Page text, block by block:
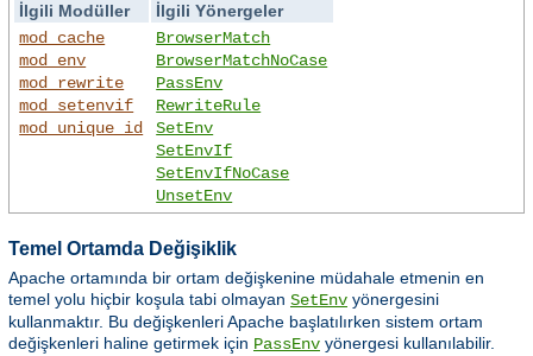
İlgili Modüller
İlgili Yönergeler
mod_cache
mod_env
mod_rewrite
mod_setenvif
mod_unique_id
BrowserMatch
BrowserMatchNoCase
PassEnv
RewriteRule
SetEnv
SetEnvIf
SetEnvIfNoCase
UnsetEnv
Temel Ortamda Değişiklik
Apache ortamında bir ortam değişkenine müdahale etmenin en
temel yolu hiçbir koşula tabi olmayan SetEnv yönergesini
kullanmaktır. Bu değişkenleri Apache başlatılırken sistem ortam
değişkenleri haline getirmek için PassEnv yönergesi kullanılabilir.